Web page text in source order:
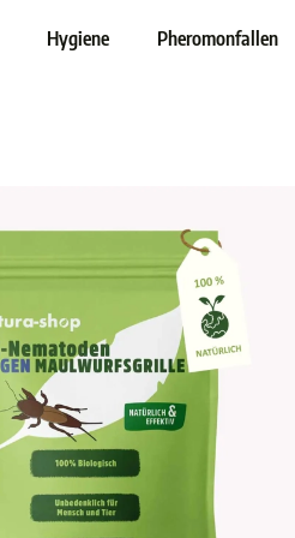
Hygiene Pheromonfallen